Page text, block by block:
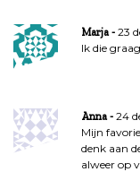
Marja
23
Ik die
Anna
24
Mijn
denk aan
alweer op